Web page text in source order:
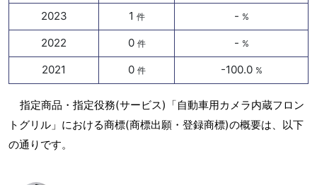
2023 1 件 - %
2022 0 件 - %
2021 0 件 -100.0 %
指定商品・指定役務(サービス)「自動車用カメラ内蔵フロン
トグリル」における商標(商標出願・登録商標)の概要は、以下
の通りです。